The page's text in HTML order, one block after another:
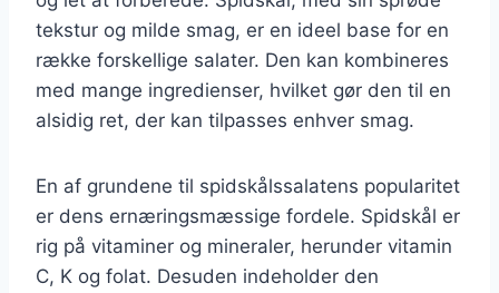
tekstur og milde smag, er en ideel base for en
række forskellige salater. Den kan kombineres
med mange ingredienser, hvilket gør den til en
alsidig ret, der kan tilpasses enhver smag.
En af grundene til spidskålssalatens popularitet
er dens ernæringsmæssige fordele. Spidskål er
rig på vitaminer og mineraler, herunder vitamin
C, K og folat. Desuden indeholder den